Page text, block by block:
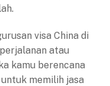
visa China di
atau
kamu berencana
memilih jasa